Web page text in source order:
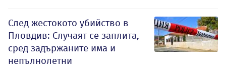
След жестокото убийство в
Пловдив: Случаят се заплита,
сред задържаните има и
непълнолетни